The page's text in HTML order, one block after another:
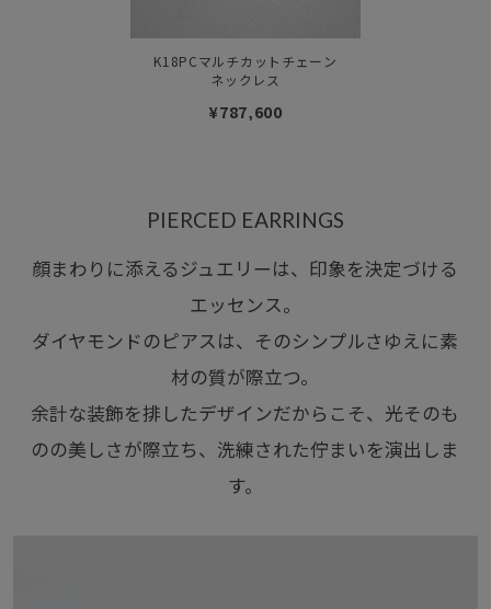
K18PCマルチカットチェーン
ネックレス
¥787,600
PIERCED EARRINGS
顔まわりに添えるジュエリーは、印象を決定づける
エッセンス。
ダイヤモンドのピアスは、そのシンプルさゆえに素
材の質が際立つ。
余計な装飾を排したデザインだからこそ、光そのも
のの美しさが際立ち、洗練された佇まいを演出しま
す。